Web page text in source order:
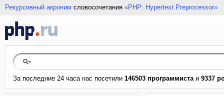
Рекурсивный акроним словосочетания «PHP: Hypertext Preprocessor»
За последние 24 часа нас посетили 146503 программистаи 9337